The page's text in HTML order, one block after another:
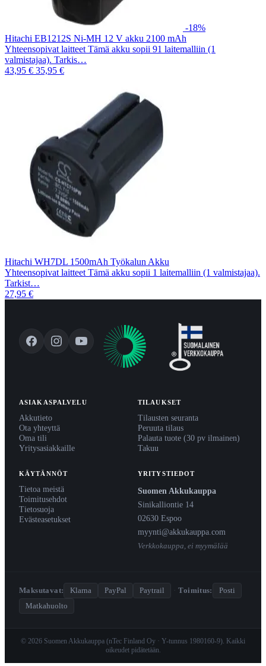
-18%
Hitachi EB1212S Ni-MH 12 V akku 2100 mAh
Yhteensopivat laitteet Tämä akku sopii 91 laitemalliin (1
valmistajaa). Tarkis…
43,95 € 35,95 €
Hitachi WH7DL 1500mAh Työkalun Akku
Yhteensopivat laitteet Tämä akku sopii 1 laitemalliin (1 valmistajaa).
Tarkist…
27,95 €
ASIAKASPALVELU
Akkutieto
Ota yhteyttä
Oma tili
Yritysasiakkaille
TILAUKSET
Tilausten seuranta
Peruuta tilaus
Palauta tuote (30 pv ilmainen)
Takuu
KÄYTÄNNÖT
Tietoa meistä
Toimitusehdot
Tietosuoja
Evästeasetukset
YRITYSTIEDOT
Suomen Akkukauppa
Sinikalliontie 14
02630 Espoo
myynti@akkukauppa.com
Verkkokauppa, ei myymälää
Maksutavat: Klarna PayPal Paytrail · Toimitus:
Posti
Matkahuolto
© 2026 Suomen Akkukauppa (nTec Finland Oy · Y-tunnus 1980160-9). Kaikki
oikeudet pidätetään.